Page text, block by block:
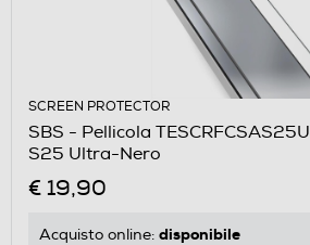
SCREEN PROTECTOR
SBS - Pellicola
S25 Ultra-Nero
€ 19,90
Acquisto online: disponibile